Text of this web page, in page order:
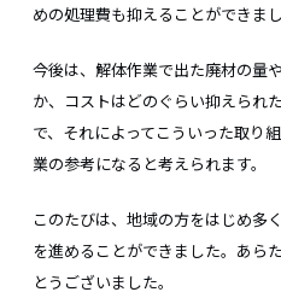
めの処理費も抑えることができまし
今後は、解体作業で出た廃材の量
か、コストはどのぐらい抑えられ
で、それによってこういった取り
業の参考になると考えられます。
このたびは、地域の方をはじめ多
を進めることができました。あら
とうございました。